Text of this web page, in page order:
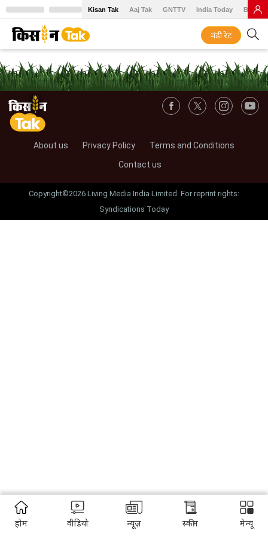
Kisan Tak Aaj Tak GNTTV India Today BT
मंडी रेट
About us Privacy Policy
Terms and Conditions
Contact us
Copyright©2026 Living Media India Limited. For reprint rights:
Syndications Today
होम वीडियो न्यूज़ स्कीम मेन्यू